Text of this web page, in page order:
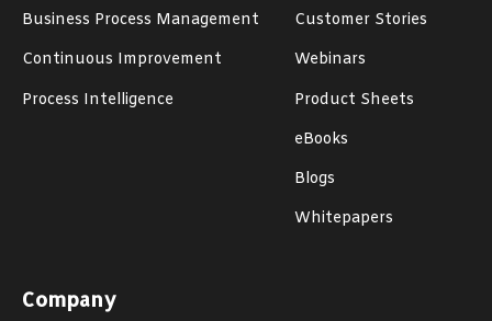
Business Process Management
Continuous Improvement
Process Intelligence
Customer Stories
Webinars
Product Sheets
eBooks
Blogs
Whitepapers
Company